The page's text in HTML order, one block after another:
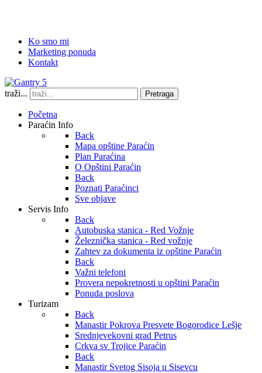
Ko smo mi
Marketing ponuda
Kontakt
traži... Pretraga
Početna
Paraćin Info
Back
Mapa opštine Paraćin
Plan Paraćina
O Opštini Paraćin
Back
Poznati Paraćinci
Sve objave
Servis Info
Back
Autobuska stanica - Red Vožnje
Železnička stanica - Red vožnje
Zahtev za dokumenta iz opštine Paraćin
Back
Važni telefoni
Provera nepokretnosti u opštini Paraćin
Ponuda poslova
Turizam
Back
Manastir Pokrova Presvete Bogorodice Lešje
Srednjevekovni grad Petrus
Crkva sv Trojice Paraćin
Back
Manastir Svetog Sisoja u Sisevcu